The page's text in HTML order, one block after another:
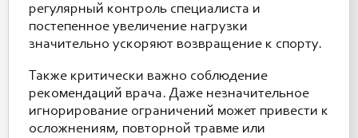
регулярный контроль специалиста и
постепенное увеличение нагрузки
значительно ускоряют возвращение к спорту.
Также критически важно соблюдение
рекомендаций врача. Даже незначительное
игнорирование ограничений может привести к
осложнениям, повторной травме или